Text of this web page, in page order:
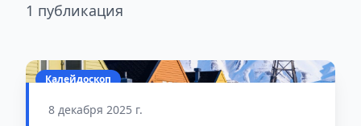
1 публикация
Калейдоскоп
8 декабря 2025 г.